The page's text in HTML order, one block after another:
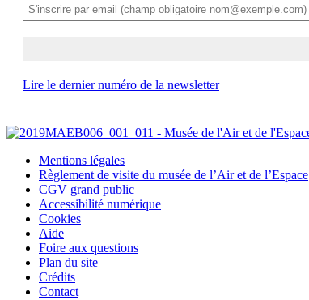
Lire le dernier numéro de la newsletter
Mentions légales
Règlement de visite du musée de l’Air et de l’Espace
CGV grand public
Accessibilité numérique
Cookies
Aide
Foire aux questions
Plan du site
Crédits
Contact